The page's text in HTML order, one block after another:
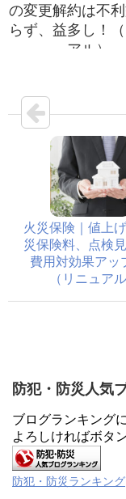
の変更解約は不
らず、益多し！
アル）
火災保険｜値上
災保険料、点検
費用対効果アッ
（リニュアル
防犯・防災人気
ブログランキング
よろしければボタ
防犯・防災ランキング